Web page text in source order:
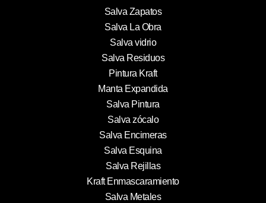
Salva Zapatos
Salva La Obra
Salva vidrio
Salva Residuos
Pintura Kraft
Manta Expandida
Salva Pintura
Salva zócalo
Salva Encimeras
Salva Esquina
Salva Rejillas
Kraft Enmascaramiento
Salva Metales